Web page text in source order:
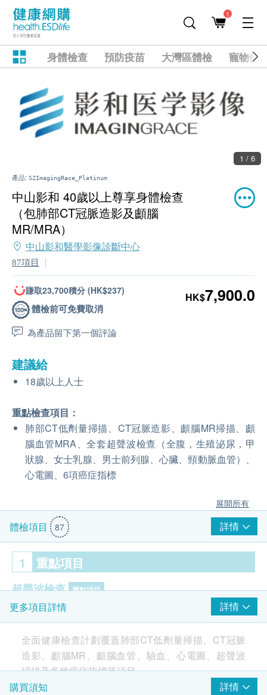
1
身體檢查 預防疫苗 大灣區體檢 寵物健
1 / 6
產品: SZImagingRace_Platinum
中山影和 40歲以上尊享身體檢查
（包肺部CT冠脈造影及顱腦
MR/MRA）
中山影和醫學影像診斷中心
87項目
賺取23,700積分 (HK$237)
體檢前可免費取消
為產品留下第一個評論
HK$7,900.0
建議給
18歲以上人士
重點檢查項目：
肺部CT低劑量掃描、CT冠脈造影、顱腦MR掃描、顱
腦血管MRA、全套超聲波檢查（全腹，生殖泌尿，甲
狀腺、女士乳腺、男士前列腺、心臟、頸動脈血管）、
心電圖、6項癌症指標
展開所有
體檢項目 87 詳情
1 重點項目
超聲波檢查 重點項目
甲狀腺超聲波
肝臟超聲波
膽臟超聲波
脾臟超聲波
胰臟超聲波
更多項目詳情 詳情
全面健康檢查計劃覆蓋肺部CT低劑量掃描、CT冠脈
造影、顱腦MR、顱腦血管、驗血、心電圖、超聲波
掃描及多種癌症指標等項目
購買須知
詳情